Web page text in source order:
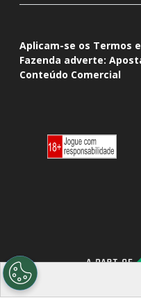
Aplicam-se os Termos
Fazenda adverte:
Conteúdo Comercial